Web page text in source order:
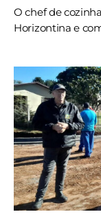
O chef de
Horizontina e